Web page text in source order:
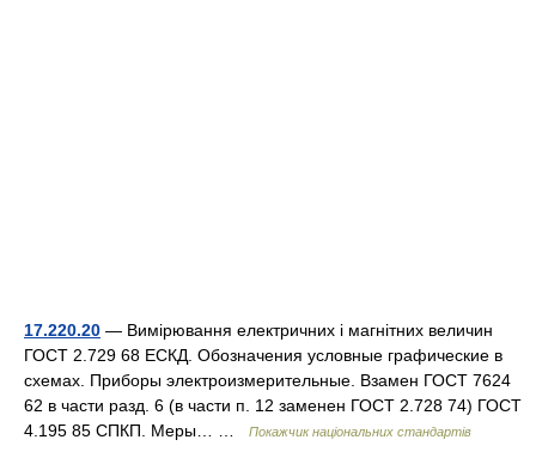
17.220.20 — Вимірювання електричних і магнітних величин
ГОСТ 2.729 68 ЕСКД. Обозначения условные графические в
схемах. Приборы электроизмерительные. Взамен ГОСТ 7624
62 в части разд. 6 (в части п. 12 заменен ГОСТ 2.728 74) ГОСТ
4.195 85 СПКП. Меры… …
Покажчик національних стандартів